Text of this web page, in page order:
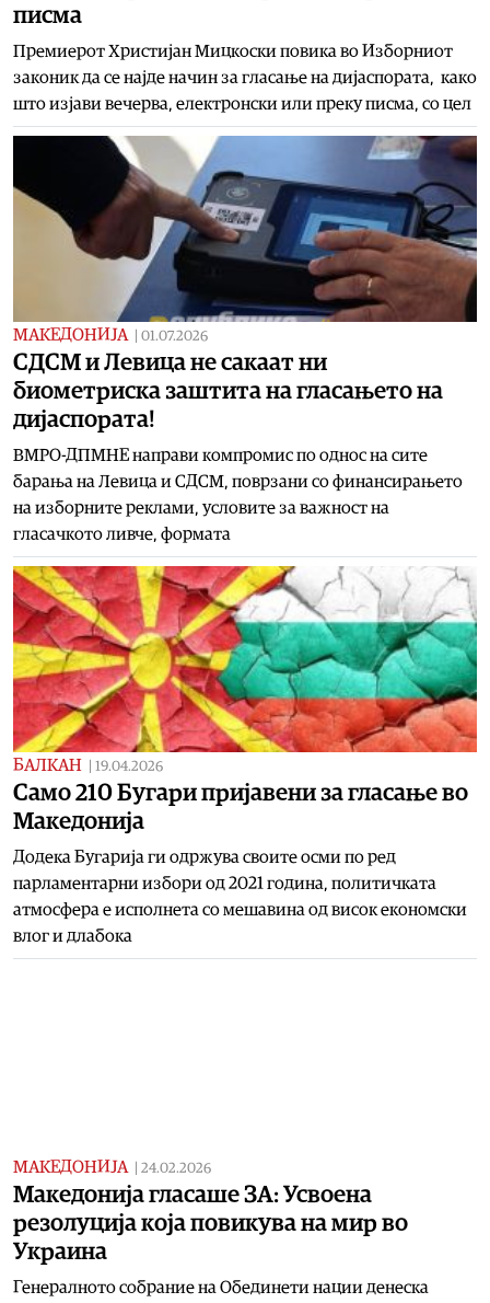
писма
Премиерот Христијан Мицкоски повика во Изборниот
законик да се најде начин за гласање на дијаспората, како
што изјави вечерва, електронски или преку писма, со цел
МАКЕДОНИЈА 01.07.2026
СДСМ и Левица не сакаат ни
биометриска заштита на гласањето на
дијаспората!
ВМРО-ДПМНЕ направи компромис по однос на сите
барања на Левица и СДСМ, поврзани со финансирањето
на изборните реклами, условите за важност на
гласачкото ливче, формата
БАЛКАН 19.04.2026
Само 210 Бугари пријавени за гласање во
Македонија
Додека Бугарија ги одржува своите осми по ред
парламентарни избори од 2021 година, политичката
атмосфера е исполнета со мешавина од висок економски
влог и длабока
МАКЕДОНИЈА 24.02.2026
Македонија гласаше ЗА: Усвоена
резолуција која повикува на мир во
Украина
Генералното собрание на Обединети нации денеска